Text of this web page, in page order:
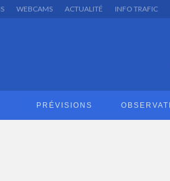
WEBCAMS ACTUALITÉ INFO TRAFIC
PRÉVISIONS